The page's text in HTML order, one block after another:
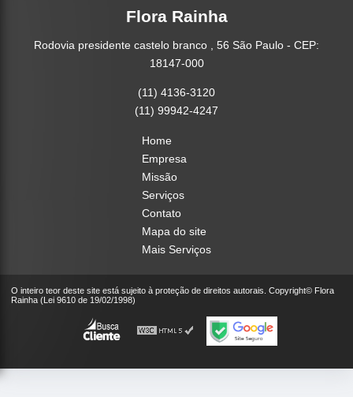
Flora Rainha
Rodovia presidente castelo branco , 56 São Paulo - CEP:
18147-000
(11) 4136-3120
(11) 99942-4247
Home
Empresa
Missão
Serviços
Contato
Mapa do site
Mais Serviços
O inteiro teor deste site está sujeito à proteção de direitos autorais. Copyright© Flora
Rainha (Lei 9610 de 19/02/1998)